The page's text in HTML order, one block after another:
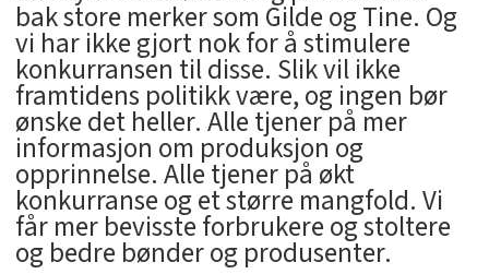
bak store merker som Gilde og Tine. Og
vi har ikke gjort nok for å stimulere
konkurransen til disse. Slik vil ikke
framtidens politikk være, og ingen bør
ønske det heller. Alle tjener på mer
informasjon om produksjon og
opprinnelse. Alle tjener på økt
konkurranse og et større mangfold. Vi
får mer bevisste forbrukere og stoltere
og bedre bønder og produsenter.